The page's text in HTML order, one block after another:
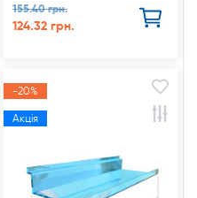
155.40 грн.
124.32 грн.
-20%
Акція